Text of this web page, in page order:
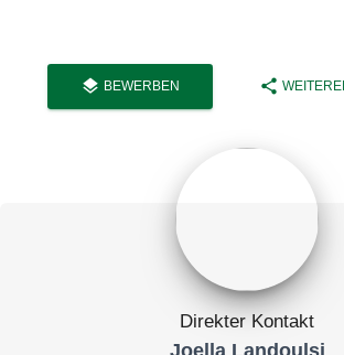
layers BEWERBEN share
Direkter Kontakt
Joella Landoulsi